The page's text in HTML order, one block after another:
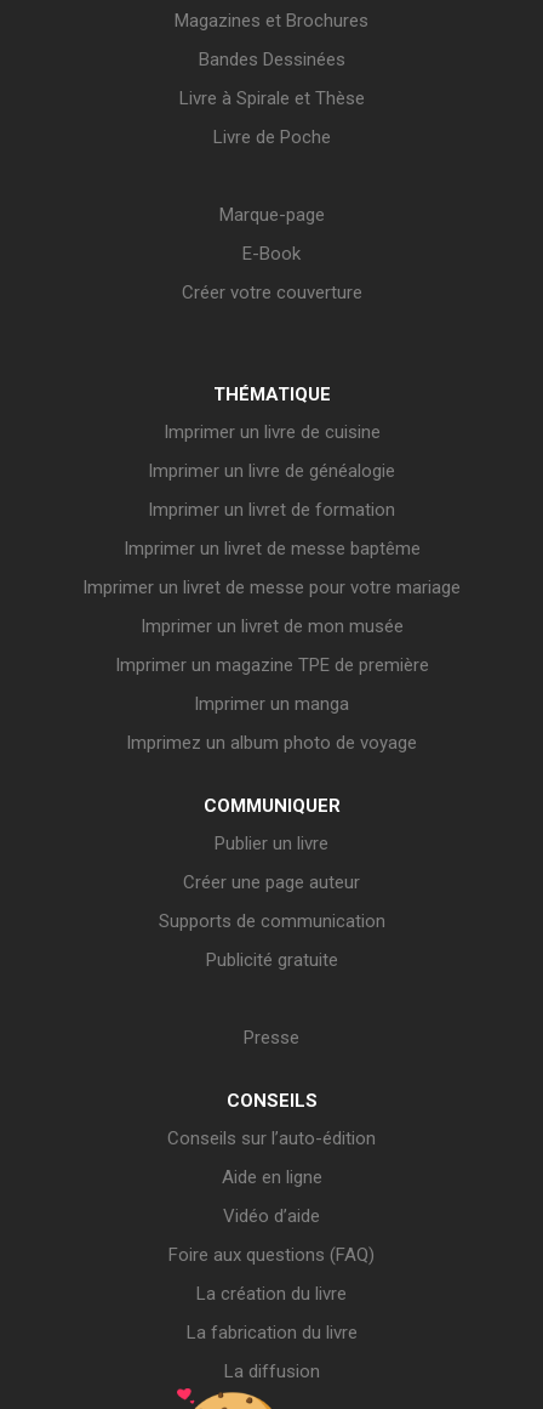
Magazines et Brochures
Bandes Dessinées
Livre à Spirale et Thèse
Livre de Poche
Marque-page
E-Book
Créer votre couverture
THÉMATIQUE
Imprimer un livre de cuisine
Imprimer un livre de généalogie
Imprimer un livret de formation
Imprimer un livret de messe baptême
Imprimer un livret de messe pour votre mariage
Imprimer un livret de mon musée
Imprimer un magazine TPE de première
Imprimer un manga
Imprimez un album photo de voyage
COMMUNIQUER
Publier un livre
Créer une page auteur
Supports de communication
Publicité gratuite
Presse
CONSEILS
Conseils sur l’auto-édition
Aide en ligne
Vidéo d’aide
Foire aux questions (FAQ)
La création du livre
La fabrication du livre
La diffusion